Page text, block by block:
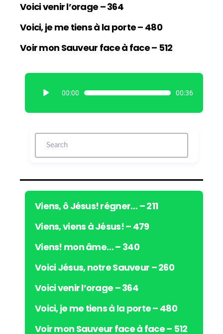
Voici venir l’orage – 364
Voici, je me tiens à la porte – 480
Voir mon Sauveur face à face – 512
c
e
r
u
d
i
00:00 00:36
Viens, ô Jésus! régner… – 211
Viens, viens à Jésus! – 479
Viens! mon âme… – 340
Voici Jésus, notre Sauveur – 260
Voici venir l’orage – 364
Voici, je me tiens à la porte – 480
Voir mon Sauveur face à face – 512